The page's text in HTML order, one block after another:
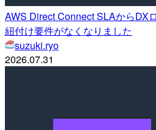
AWS Direct Connect SLAからDX
紐付け要件がなくなりました
suzuki.ryo
2026.07.31